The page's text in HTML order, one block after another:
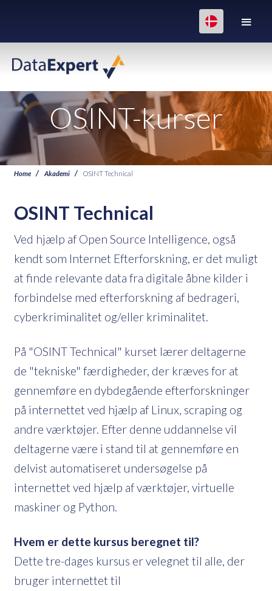
OSINT-kurser
Home Akademi OSINT Technical
OSINT Technical
Ved hjælp af Open Source Intelligence, også
kendt som Internet Efterforskning, er det muligt
at finde relevante data fra digitale åbne kilder i
forbindelse med efterforskning af bedrageri,
cyberkriminalitet og/eller kriminalitet.
På "OSINT Technical" kurset lærer deltagerne
de "tekniske" færdigheder, der kræves for at
gennemføre en dybdegående efterforskninger
på internettet ved hjælp af Linux, scraping og
andre værktøjer. Efter denne uddannelse vil
deltagerne være i stand til at gennemføre en
delvist automatiseret undersøgelse på
internettet ved hjælp af værktøjer, virtuelle
maskiner og Python.
Hvem er dette kursus beregnet til?
Dette tre-dages kursus er velegnet til alle, der
bruger internettet til